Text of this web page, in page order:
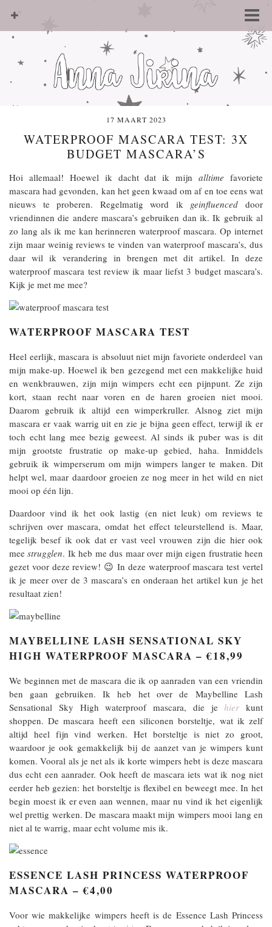
17 MAART 2023
WATERPROOF MASCARA TEST: 3X
BUDGET MASCARA’S
Hoi allemaal! Hoewel ik dacht dat ik mijnalltime favoriete
mascara had gevonden, kan het geen kwaad om af en toe eens wat
nieuws te proberen. Regelmatig word ik geinfluenced door
vriendinnen die andere mascara’s gebruiken dan ik. Ik gebruik al
zo lang als ik me kan herinneren waterproof mascara. Op internet
zijn maar weinig reviews te vinden van waterproof mascara’s, dus
daar wil ik verandering in brengen met dit artikel. In deze
waterproof mascara test review ik maar liefst 3 budget mascara’s.
Kijk je met me mee?
WATERPROOF MASCARA TEST
Heel eerlijk, mascara is absoluut niet mijn favoriete onderdeel van
mijn make-up. Hoewel ik ben gezegend met een makkelijke huid
en wenkbrauwen, zijn mijn wimpers echt een pijnpunt. Ze zijn
kort, staan recht naar voren en de haren groeien niet mooi.
Daarom gebruik ik altijd een wimperkruller. Alsnog ziet mijn
mascara er vaak warrig uit en zie je bijna geen effect, terwijl ik er
toch echt lang mee bezig geweest. Al sinds ik puber was is dit
mijn grootste frustratie op make-up gebied, haha. Inmiddels
gebruik ik wimperserum om mijn wimpers langer te maken. Dit
helpt wel, maar daardoor groeien ze nog meer in het wild en niet
mooi op één lijn.
Daardoor vind ik het ook lastig (en niet leuk) om reviews te
schrijven over mascara, omdat het effect teleurstellend is. Maar,
tegelijk besef ik ook dat er vast veel vrouwen zijn die hier ook
meestrugglen. Ik heb me dus maar over mijn eigen frustratie heen
gezet voor deze review! 😉 In deze waterproof mascara test vertel
ik je meer over de 3 mascara’s en onderaan het artikel kun je het
resultaat zien!
MAYBELLINE LASH SENSATIONAL SKY
HIGH WATERPROOF MASCARA – €18,99
We beginnen met de mascara die ik op aanraden van een vriendin
ben gaan gebruiken. Ik heb het over de Maybelline Lash
Sensational Sky High waterproof mascara, die jehier kunt
shoppen. De mascara heeft een siliconen borsteltje, wat ik zelf
altijd heel fijn vind werken. Het borsteltje is niet zo groot,
waardoor je ook gemakkelijk bij de aanzet van je wimpers kunt
komen. Vooral als je net als ik korte wimpers hebt is deze mascara
dus echt een aanrader. Ook heeft de mascara iets wat ik nog niet
eerder heb gezien: het borsteltje is flexibel en beweegt mee. In het
begin moest ik er even aan wennen, maar nu vind ik het eigenlijk
wel prettig werken. De mascara maakt mijn wimpers mooi lang en
niet al te warrig, maar echt volume mis ik.
ESSENCE LASH PRINCESS WATERPROOF
MASCARA – €4,00
Voor wie makkelijke wimpers heeft is de Essence Lash Princess